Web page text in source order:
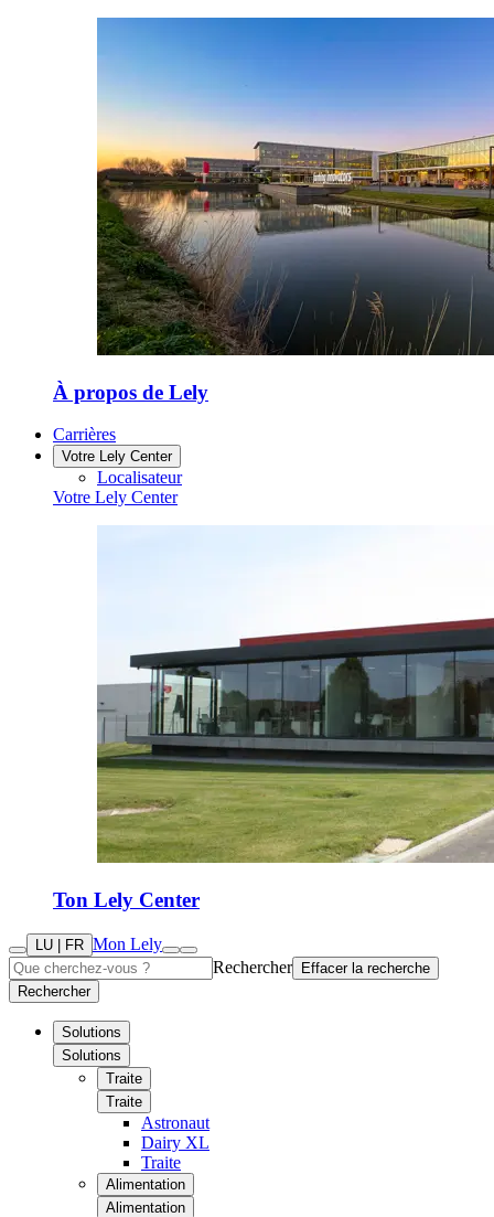
À propos de Lely
Carrières
Votre Lely Center
Localisateur
Votre Lely Center
Ton Lely Center
LU | FR Mon Lely
Rechercher
Effacer la recherche
Rechercher
Solutions
Solutions
Traite
Traite
Astronaut
Dairy XL
Traite
Alimentation
Alimentation